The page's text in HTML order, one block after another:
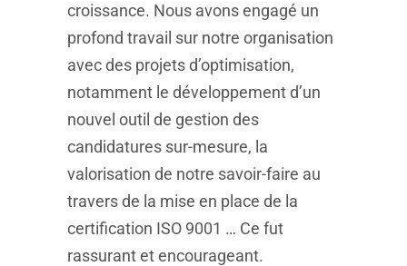
croissance. Nous avons engagé un
profond travail sur notre organisation
avec des projets d’optimisation,
notamment le développement d’un
nouvel outil de gestion des
candidatures sur-mesure, la
valorisation de notre savoir-faire au
travers de la mise en place de la
certification ISO 9001 … Ce fut
rassurant et encourageant.